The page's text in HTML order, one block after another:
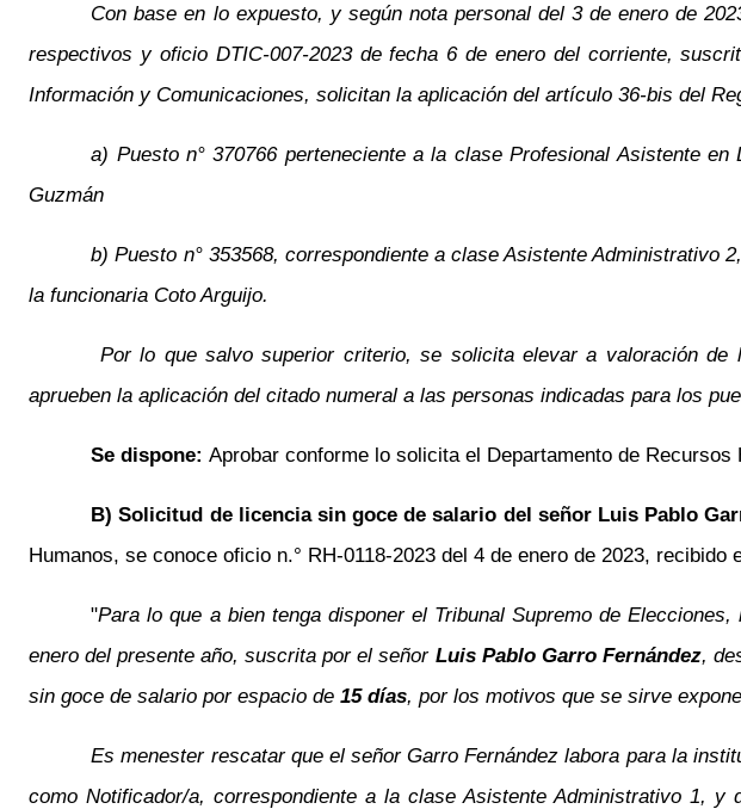
Con base en lo expuesto, y según nota personal del 3 de enero de
respectivos y oficio DTIC-007-2023 de fecha 6 de enero del corriente,
Información y Comunicaciones, solicitan la aplicación del artículo 36-bis del
a) Puesto n° 370766 perteneciente a la clase Profesional Asistente
Guzmán
b) Puesto n° 353568, correspondiente a clase Asistente Administrativo
la funcionaria Coto Arguijo.
Por lo que salvo superior criterio, se solicita elevar a valoración
aprueben la aplicación del citado numeral a las personas indicadas para los
Se dispone:Aprobar conforme lo solicita el Departamento de Recursos
B) Solicitud de licencia sin goce de salario del señor Luis Pablo
Humanos, se conoce oficio n.° RH-0118-2023 del 4 de enero de 2023,
"Para lo que a bien tenga disponer el Tribunal Supremo de
enero del presente año, suscrita por el señor Luis Pablo Garro Fernández,
sin goce de salario por espacio de15 días, por los motivos que se sirve
Es menester rescatar que el señor Garro Fernández labora para la
como Notificador/a, correspondiente a la clase Asistente Administrativo 1,